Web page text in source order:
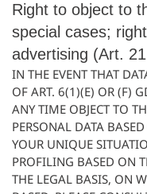
Right to object to
special cases;
advertising (Art.
IN THE EVENT THAT
OF ART. 6(1)(E) OR (F)
ANY TIME OBJECT TO
PERSONAL DATA
YOUR UNIQUE
PROFILING BASED ON
THE LEGAL BASIS, ON